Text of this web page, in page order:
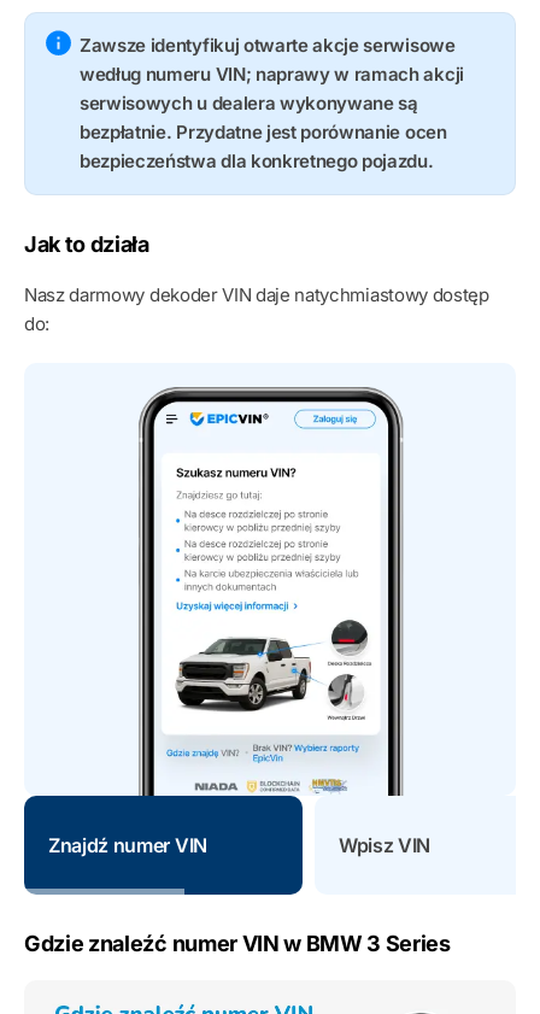
Zawsze identyfikuj otwarte akcje serwisowe
według numeru VIN; naprawy w ramach akcji
serwisowych u dealera wykonywane są
bezpłatnie. Przydatne jest porównanie ocen
bezpieczeństwa dla konkretnego pojazdu.
Jak to działa
Nasz darmowy dekoder VIN daje natychmiastowy dostęp
do:
Znajdź numer VIN Wpisz VIN
Gdzie znaleźć numer VIN w BMW 3 Series